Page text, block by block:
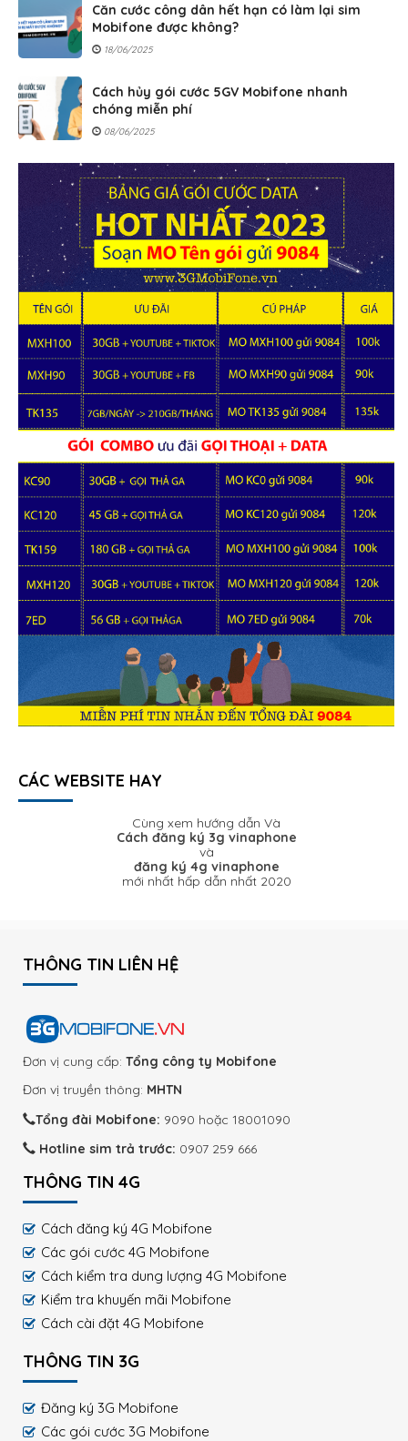
Căn cước công dân hết hạn có làm lại sim
Mobifone được không?
18/06/2025
Cách hủy gói cước 5GV Mobifone nhanh
chóng miễn phí
08/06/2025
CÁC WEBSITE HAY
Cùng xem hướng dẫn Và
Cách đăng ký 3g vinaphone
và
đăng ký 4g vinaphone
mới nhất hấp dẫn nhất 2020
THÔNG TIN LIÊN HỆ
Đơn vị cung cấp: Tổng công ty Mobifone
Đơn vị truyền thông: MHTN
Tổng đài Mobifone: 9090 hoặc 18001090
Hotline sim trả trước: 0907 259 666
THÔNG TIN 4G
Cách đăng ký 4G Mobifone
Các gói cước 4G Mobifone
Cách kiểm tra dung lượng 4G Mobifone
Kiểm tra khuyến mãi Mobifone
Cách cài đặt 4G Mobifone
THÔNG TIN 3G
Đăng ký 3G Mobifone
Các gói cước 3G Mobifone